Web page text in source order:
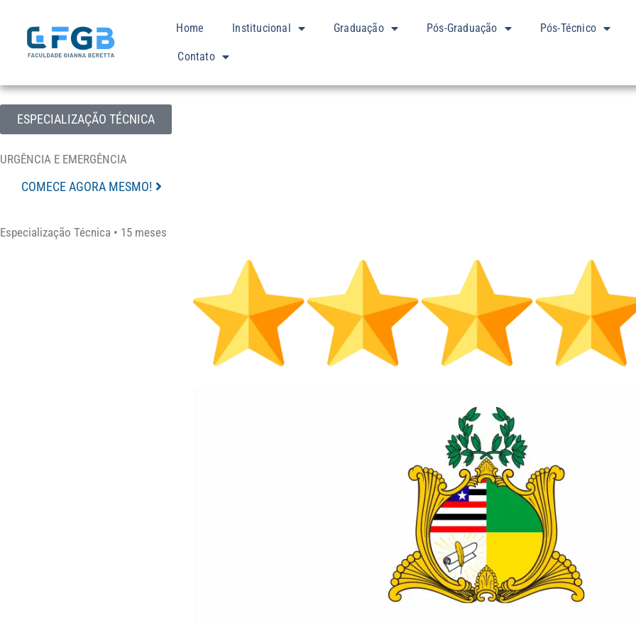
Home Institucional Graduação Pós-Graduação Pós-Técnico
Contato
ESPECIALIZAÇÃO TÉCNICA
URGÊNCIA E EMERGÊNCIA
COMECE AGORA MESMO!
Especialização Técnica • 15 meses